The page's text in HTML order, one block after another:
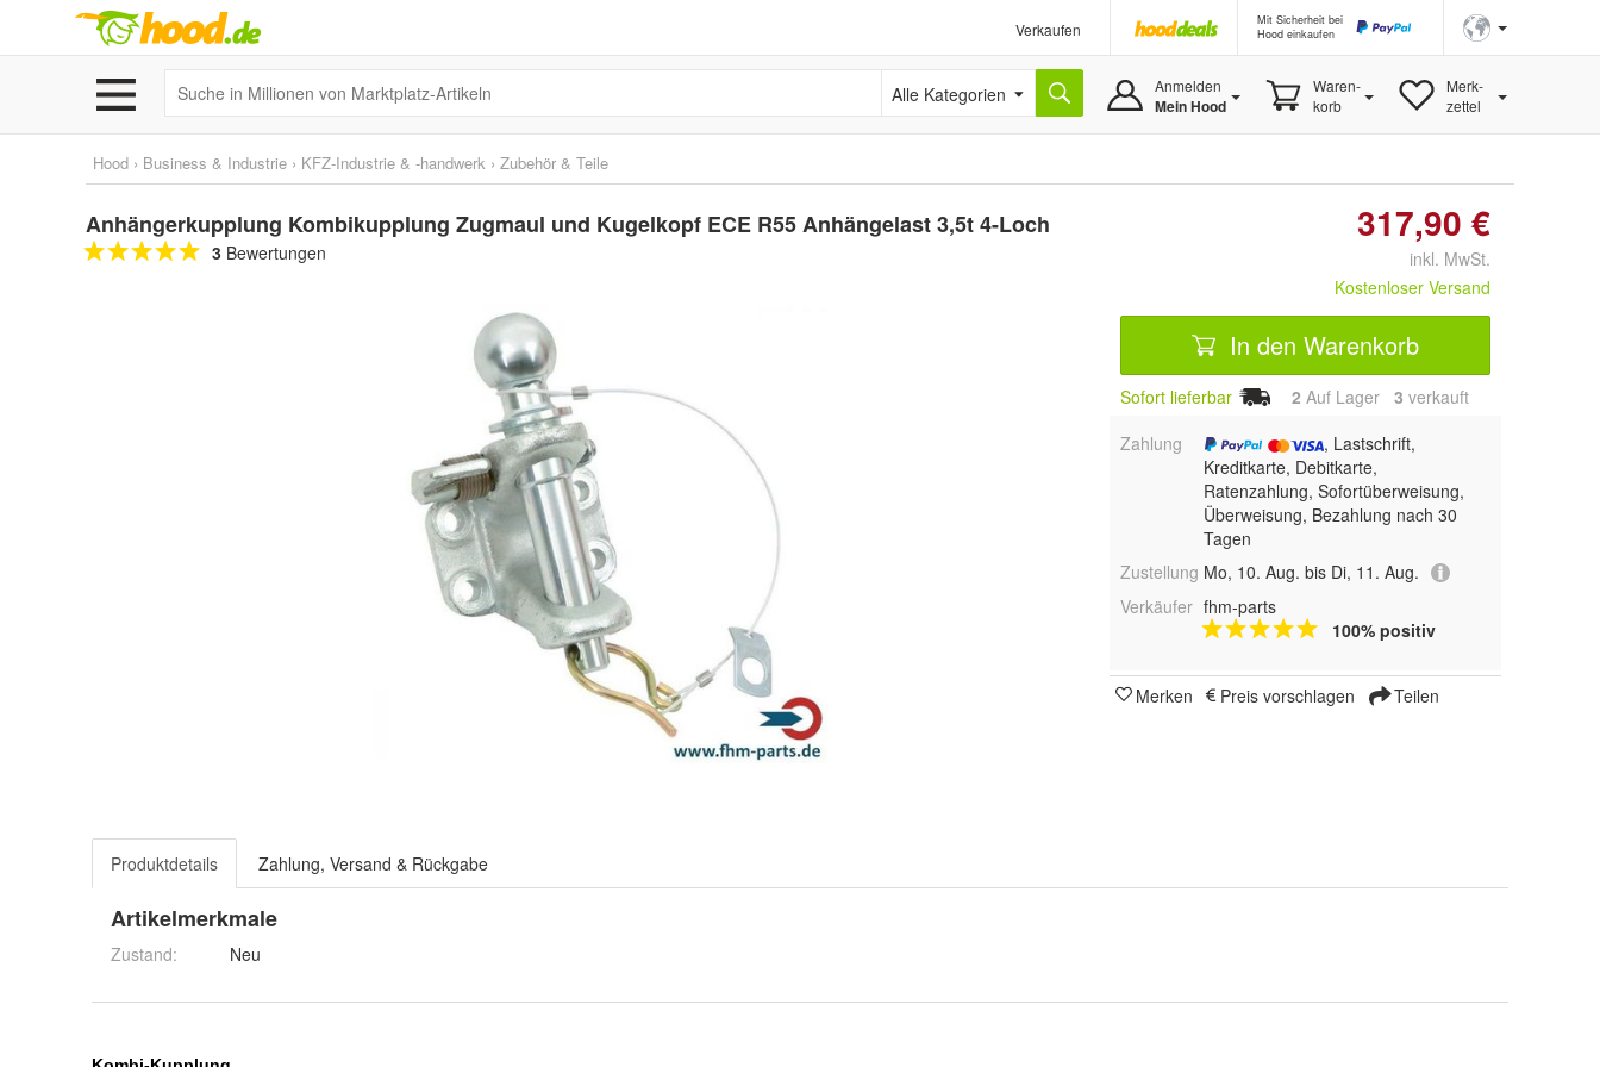
Verkaufen
Mit Sicherheit bei
Hood einkaufen
Alle Kategorien Anmelden
Mein Hood
Waren-
korb
Merk-
zettel
Hood › Business & Industrie › KFZ-Industrie & -handwerk › Zubehör & Teile
Anhängerkupplung Kombikupplung Zugmaul und Kugelkopf ECE R55 Anhängelast 3,5t 4-Loch
3 Bewertungen
317,90 €
inkl. MwSt.
Kostenloser Versand
In den Warenkorb
Sofort lieferbar 2 Auf Lager 3 verkauft
Zahlung
, Lastschrift,
Kreditkarte, Debitkarte,
Ratenzahlung, Sofortüberweisung,
Überweisung, Bezahlung nach 30
Tagen
Zustellung Mo, 10. Aug. bis Di, 11. Aug.
Verkäufer fhm-parts
100% positiv
Merken Preis vorschlagen Teilen
Produktdetails Zahlung, Versand & Rückgabe
Artikelmerkmale
Zustand: Neu